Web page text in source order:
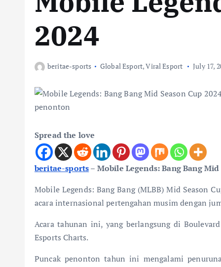
2024
beritae-sports Global Esport,Viral Esport July 17,
Spread the love
beritae-sports– Mobile Legends: Bang Bang
Mobile Legends: Bang Bang (MLBB) Mid Season
acara internasional pertengahan musim dengan
Acara tahunan ini, yang berlangsung di
Esports Charts.
Puncak penonton tahun ini mengalami